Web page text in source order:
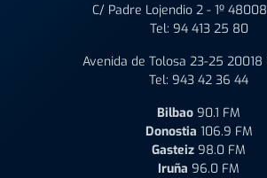
C/ Padre Lojendio 2 - 1º
Tel: 94 413 25 80
Avenida de Tolosa 23-25 20018
Tel: 943 42 36 44
Bilbao 90.1 FM
Donostia 106.9 FM
Gasteiz 98.0 FM
Iruña 96.0 FM